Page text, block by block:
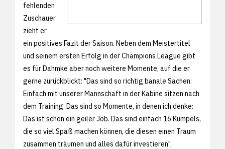
fehlenden
Zuschauer
zieht er
ein positives Fazit der Saison. Neben dem Meistertitel
und seinem ersten Erfolg in der Champions League gibt
es für Dahmke aber noch weitere Momente, auf die er
gerne zurückblickt: "Das sind so richtig banale Sachen:
Einfach mit unserer Mannschaft in der Kabine sitzen nach
dem Training. Das sind so Momente, in denen ich denke:
Das ist schon ein geiler Job. Das sind einfach 16 Kumpels,
die so viel Spaß machen können, die diesen einen Traum
zusammen träumen und alles dafür investieren",